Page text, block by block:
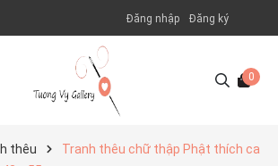
Đăng nhập Đăng ký
0
thêu
Tranh thêu chữ thập Phật thích ca